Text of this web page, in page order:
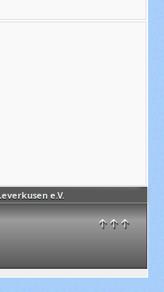
e.V.
↑↑↑